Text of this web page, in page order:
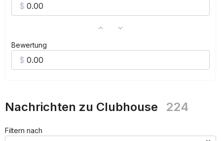
Bewertung
Nachrichten zu Clubhouse 224
Filtern nach